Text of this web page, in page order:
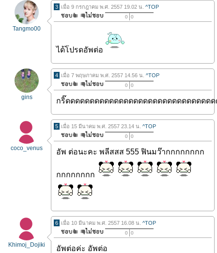
Tangmo00
3 เมื่อ 9 กรกฎาคม พ.ศ. 2557 19.02 น. ^TOP
0 0
ได้โปรดอัพต่อ
gins
4 เมื่อ 7 พฤษภาคม พ.ศ. 2557 14.56 น. ^TOP
0 0
กริ๊ดดดดดดดดดดดดดดดดดดดดดดดดดดดดดด
coco_venus
5 เมื่อ 15 มีนาคม พ.ศ. 2557 23.14 น. ^TOP
0 0
อัพ ต่อนะคะ พลีสสส 555 ฟินมว๊ากกกกกกกก
กกกกกกกก
Khimoj_Dojiki
6 เมื่อ 10 มีนาคม พ.ศ. 2557 16.08 น. ^TOP
0 0
อัพต่อค่ะ อัพต่อ